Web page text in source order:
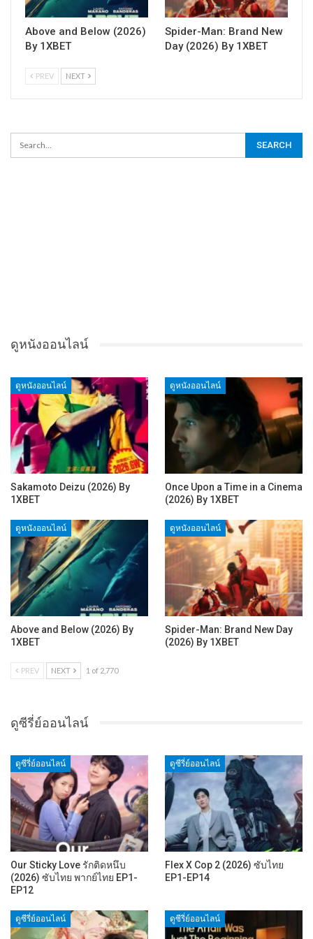
Above and Below (2026)
By 1XBET
Spider-Man: Brand New
Day (2026) By 1XBET
PREV NEXT
ดูหนังออนไลน์
ดูหนังออนไลน์
Sakamoto Deizu (2026) By
1XBET
ดูหนังออนไลน์
Once Upon a Time in a Cinema
(2026) By 1XBET
ดูหนังออนไลน์
Above and Below (2026) By
1XBET
ดูหนังออนไลน์
Spider-Man: Brand New Day
(2026) By 1XBET
PREV NEXT 1 of 2,770
ดูซีรี่ย์ออนไลน์
ดูซีรี่ย์ออนไลน์
Our Sticky Love รักติดหนึบ
(2026) ซับไทย พากย์ไทย EP1-
EP12
ดูซีรี่ย์ออนไลน์
Flex X Cop 2 (2026) ซับไทย
EP1-EP14
ดูซีรี่ย์ออนไลน์ ดูซีรี่ย์ออนไลน์